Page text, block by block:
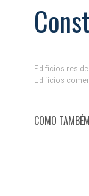
Edifícios
Edifícios
COMO